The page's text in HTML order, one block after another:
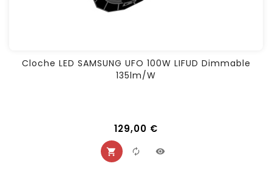
Cloche LED SAMSUNG UFO 100W LIFUD Dimmable
135lm/w
129,00 €